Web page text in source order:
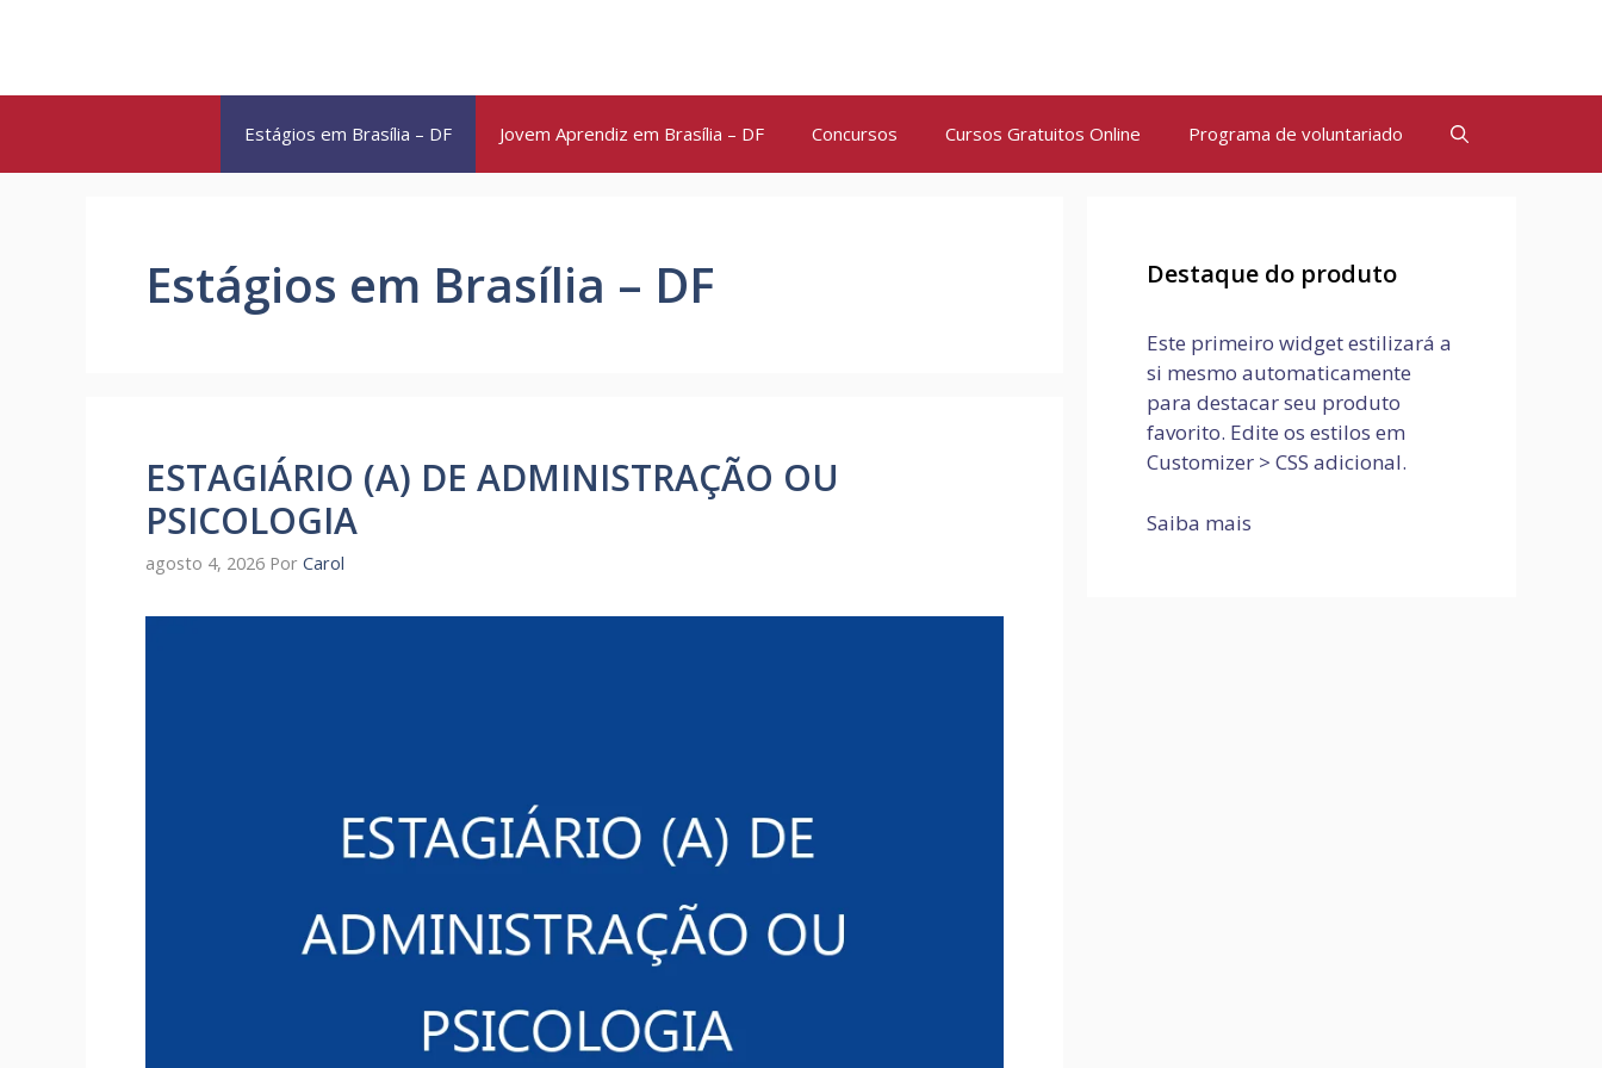
conteúdo
Estágios em Brasília – DF Jovem Aprendiz em Brasília – DF Concursos Cursos Gratuitos Online Programa de voluntariado
Estágios em Brasília – DF
ESTAGIÁRIO (A) DE ADMINISTRAÇÃO OU
PSICOLOGIA
agosto 4, 2026 Por Carol
Destaque do produto
Este primeiro widget estilizará a
si mesmo automaticamente
para destacar seu produto
favorito. Edite os estilos em
Customizer > CSS adicional.
Saiba mais